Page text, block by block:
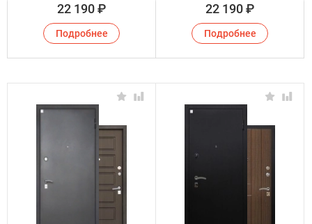
22 190₽
Подробнее
22 190₽
Подробнее